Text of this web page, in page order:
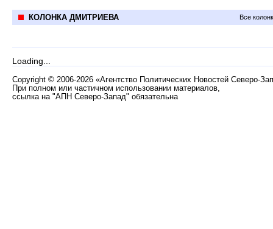
КОЛОНКА ДМИТРИЕВА Все
Loading...
Copyright © 2006-2026 «Агентство Политических Новостей Северо-
При полном или частичном использовании материалов,
ссылка на "АПН Северо-Запад" обязательна